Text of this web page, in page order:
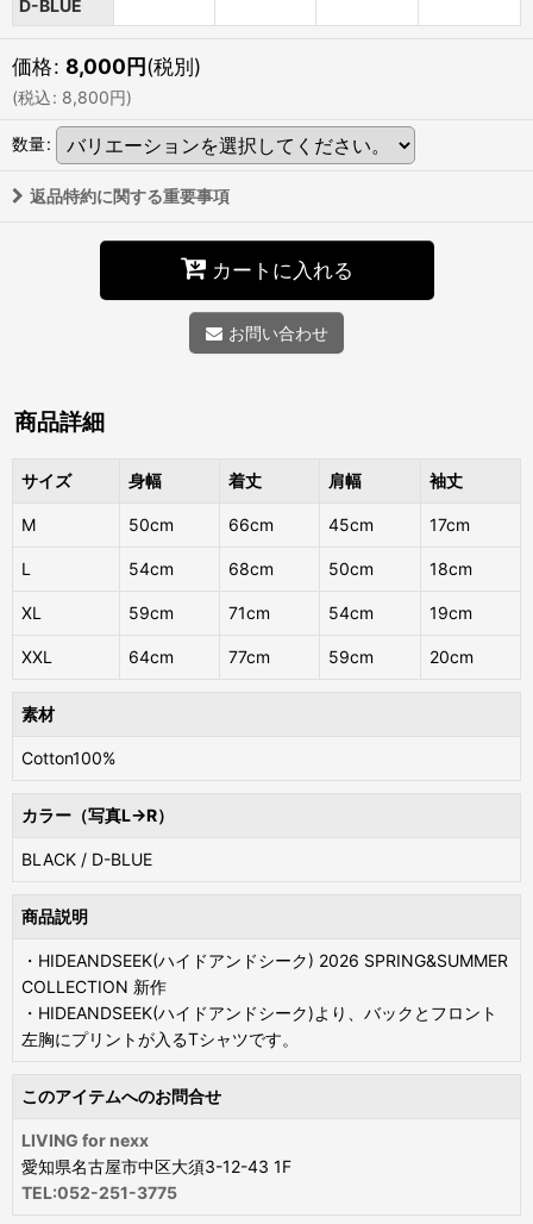
D-BLUE
価格: 8,000円(税別)
(税込: 8,800円)
数量:
返品特約に関する重要事項
カートに入れる
お問い合わせ
商品詳細
サイズ 身幅 着丈 肩幅 袖丈
M 50cm 66cm 45cm 17cm
L 54cm 68cm 50cm 18cm
XL 59cm 71cm 54cm 19cm
XXL 64cm 77cm 59cm 20cm
素材
Cotton100%
カラー（写真L→R）
BLACK / D-BLUE
商品説明
・HIDEANDSEEK(ハイドアンドシーク) 2026 SPRING&SUMMER
COLLECTION 新作
・HIDEANDSEEK(ハイドアンドシーク)より、バックとフロント
左胸にプリントが入るTシャツです。
このアイテムへのお問合せ
LIVING for nexx
愛知県名古屋市中区大須3-12-43 1F
TEL:052-251-3775